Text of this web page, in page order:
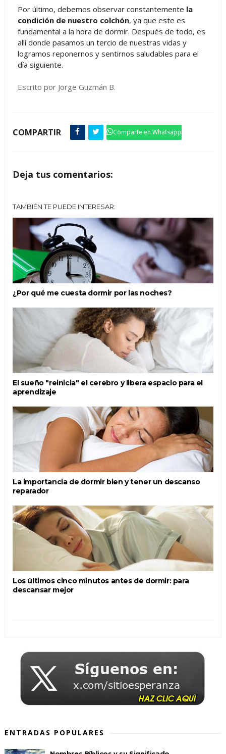
Por último, debemos observar constantemente la
condición de nuestro colchón, ya que este es
fundamental a la hora de dormir. Después de todo, es
allí donde pasamos un tercio de nuestras vidas y
logramos reponernos y sentirnos saludables para el
día siguiente.
Escrito por Jorge Guzmán B.
COMPARTIR Comparte en Whatsapp
Deja tus comentarios:
TAMBIÉN TE PUEDE INTERESAR:
¿Por qué me cuesta dormir por las noches?
El sueño "reinicia" el cerebro y libera espacio para el
aprendizaje
La importancia de dormir bien y tener un descanso
reparador
Los últimos cinco minutos antes de dormir: para
descansar mejor
ENTRADAS POPULARES